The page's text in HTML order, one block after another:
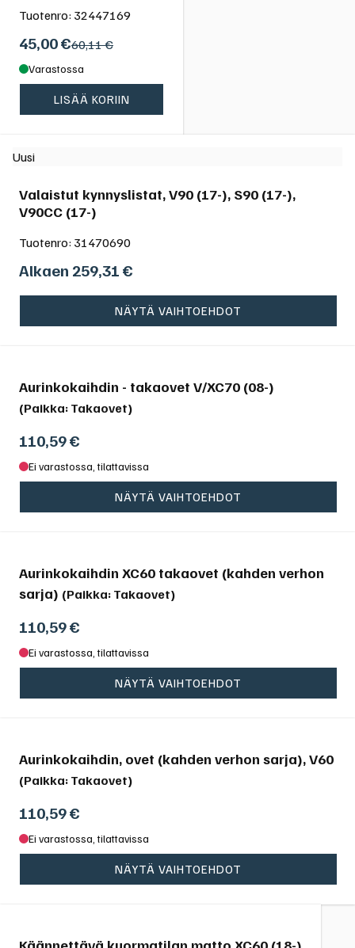
Tuotenro: 32447169
45,00€60,11 €
Varastossa
LISÄÄ KORIIN
Uusi
Valaistut kynnyslistat, V90 (17-), S90 (17-),
V90CC (17-)
Tuotenro: 31470690
Alkaen 259,31€
NÄYTÄ VAIHTOEHDOT
Aurinkokaihdin - takaovet V/XC70 (08-)
(Paikka: Takaovet)
110,59€
Ei varastossa, tilattavissa
NÄYTÄ VAIHTOEHDOT
Aurinkokaihdin XC60 takaovet (kahden verhon
sarja) (Paikka: Takaovet)
110,59€
Ei varastossa, tilattavissa
NÄYTÄ VAIHTOEHDOT
Aurinkokaihdin, ovet (kahden verhon sarja), V60
(Paikka: Takaovet)
110,59€
Ei varastossa, tilattavissa
NÄYTÄ VAIHTOEHDOT